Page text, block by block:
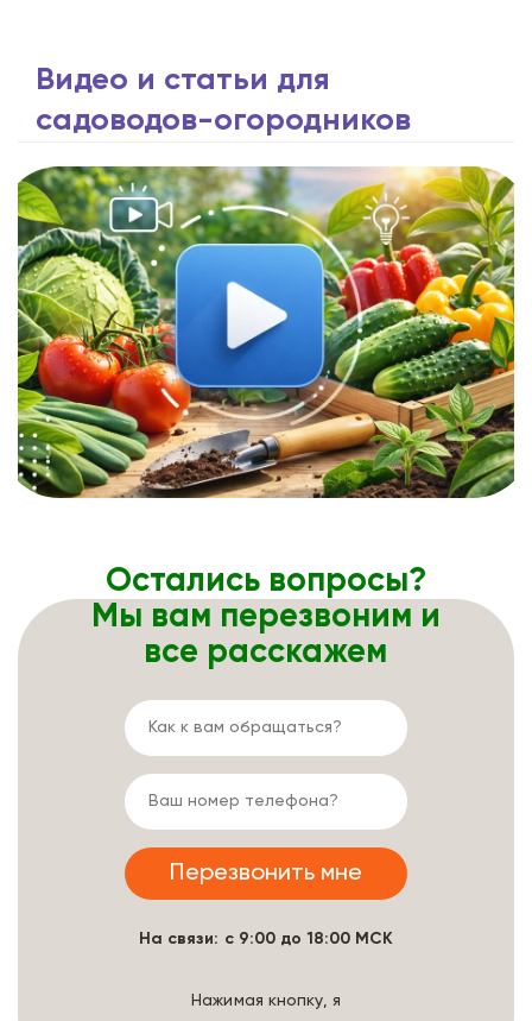
Видео и статьи для
садоводов-огородников
Остались вопросы?
Мы вам перезвоним и
все расскажем
На связи: с 9:00 до 18:00 МСК
Нажимая кнопку, я